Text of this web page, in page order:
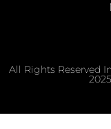
All Rights Reserved
2025